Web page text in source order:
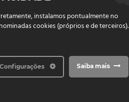
instalamos pontualmente no
cookies (próprios e de terceiros).
Saiba mais
Configurações